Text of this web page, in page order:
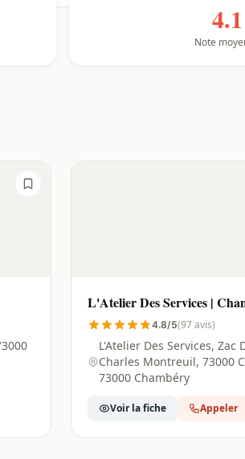
4.1
Note
L'Atelier Des Services |
4.8/5(97 avis)
L'Atelier Des Services, Zac
Charles Montreuil, 73000
73000 Chambéry
Voir la fiche Appeler